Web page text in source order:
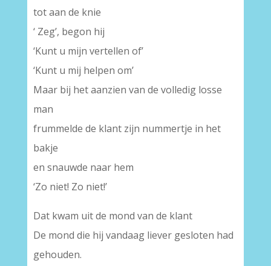
tot aan de knie
‘ Zeg’, begon hij
‘Kunt u mijn vertellen of’
‘Kunt u mij helpen om’
Maar bij het aanzien van de volledig losse
man
frummelde de klant zijn nummertje in het
bakje
en snauwde naar hem
‘Zo niet! Zo niet!’
Dat kwam uit de mond van de klant
De mond die hij vandaag liever gesloten had
gehouden.